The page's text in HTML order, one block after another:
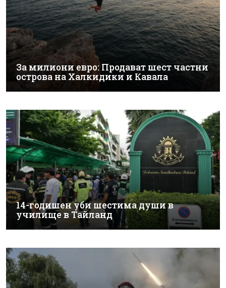
За милиони евро: Продават шест частни
острова на Халкидики и Кавала
14-годишен уби шестима души в
училище в Тайланд